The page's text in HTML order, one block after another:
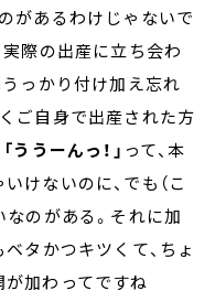
があるわけじゃないで
実際の出産に立ち会わ
っかり付け加え忘れ
ご自身で出産された方
「ううーんっ！」 って、本
けないのに、でも（こ
なのがある。それに加
タかつキツくて、ちょ
加わってですね